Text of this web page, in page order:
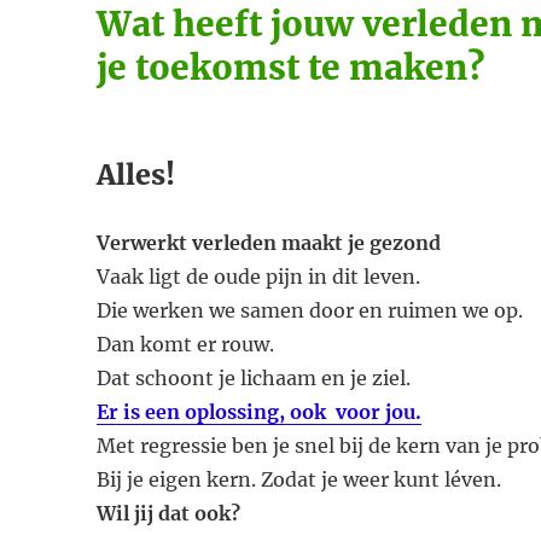
Wat heeft jouw verleden
je toekomst te maken?
Alles!
Verwerkt verleden maakt je gezond
Vaak ligt de oude pijn in dit leven.
Die werken we samen door en ruimen we op.
Dan komt er rouw.
Dat schoont je lichaam en je ziel.
Er is een oplossing, ook voor jou.
Met regressie ben je snel bij de kern van je
Bij je eigen kern. Zodat je weer kunt léven.
Wil jij dat ook?